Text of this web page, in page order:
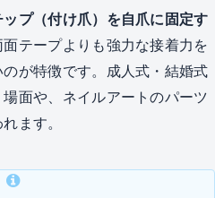
プ（付け爪）を自爪に固定す
面テープよりも強力な接着力を
が特徴です。成人式・結婚式
面や、ネイルアートのパーツ
ます。